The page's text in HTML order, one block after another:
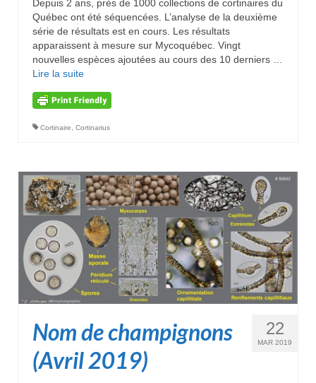
Depuis 2 ans, près de 1000 collections de cortinaires du
Québec ont été séquencées. L’analyse de la deuxième
série de résultats est en cours. Les résultats
apparaissent à mesure sur Mycoquébec. Vingt
nouvelles espèces ajoutées au cours des 10 derniers …
Lire la suite­­
Cortinaire, Cortinarius
22
MAR 2019
Nom de champignons
(Avril 2019)